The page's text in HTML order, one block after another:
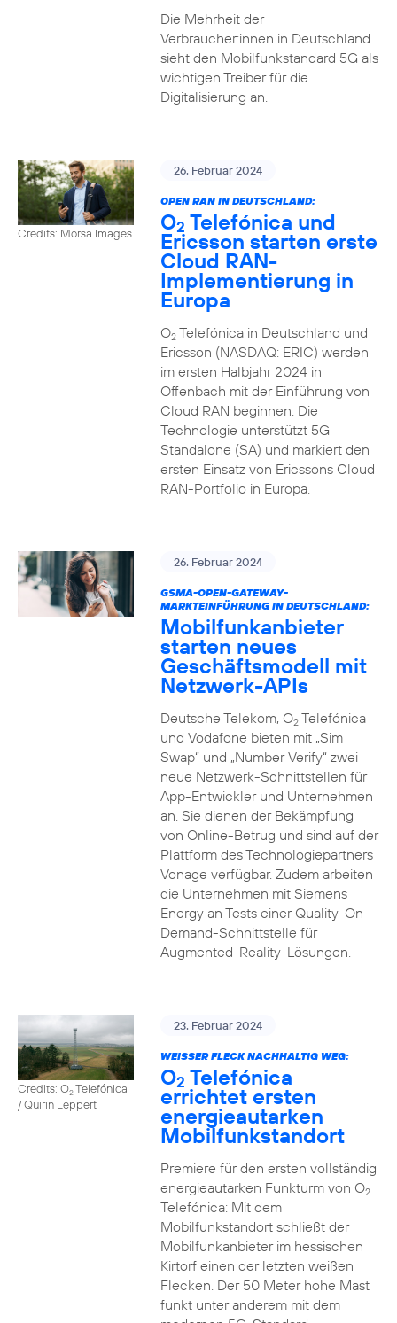
Die Mehrheit der
Verbraucher:innen in Deutschland
sieht den Mobilfunkstandard 5G als
wichtigen Treiber für die
Digitalisierung an.
Credits: Morsa Images
26. Februar 2024
OPEN RAN IN DEUTSCHLAND:
O2 Telefónica und
Ericsson starten erste
Cloud RAN-
Implementierung in
Europa
O2Telefónica in Deutschland und
Ericsson (NASDAQ: ERIC) werden
im ersten Halbjahr 2024 in
Offenbach mit der Einführung von
Cloud RAN beginnen. Die
Technologie unterstützt 5G
Standalone (SA) und markiert den
ersten Einsatz von Ericssons Cloud
RAN-Portfolio in Europa.
26. Februar 2024
GSMA-OPEN-GATEWAY-
MARKTEINFÜHRUNG IN DEUTSCHLAND:
Mobilfunkanbieter
starten neues
Geschäftsmodell mit
Netzwerk-APIs
Deutsche Telekom, O2Telefónica
und Vodafone bieten mit „Sim
Swap“ und „Number Verify“ zwei
neue Netzwerk-Schnittstellen für
App-Entwickler und Unternehmen
an. Sie dienen der Bekämpfung
von Online-Betrug und sind auf der
Plattform des Technologiepartners
Vonage verfügbar. Zudem arbeiten
die Unternehmen mit Siemens
Energy an Tests einer Quality-On-
Demand-Schnittstelle für
Augmented-Reality-Lösungen.
Credits: O2Telefónica
/ Quirin Leppert
23. Februar 2024
WEISSER FLECK NACHHALTIG WEG:
O2 Telefónica
errichtet ersten
energieautarken
Mobilfunkstandort
Premiere für den ersten vollständig
energieautarken Funkturm von O2
Telefónica: Mit dem
Mobilfunkstandort schließt der
Mobilfunkanbieter im hessischen
Kirtorf einen der letzten weißen
Flecken. Der 50 Meter hohe Mast
funkt unter anderem mit dem